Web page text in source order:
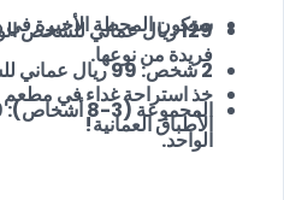
ستكون المحطة الأخيرة في
فريدة من نوعها.
خذ استراحة غداء في
الأطباق العمانية!
129 ريال عماني للشخص الواحد.
2 شخص: 99 ريال عماني للشخص الواحد.
الواحد.